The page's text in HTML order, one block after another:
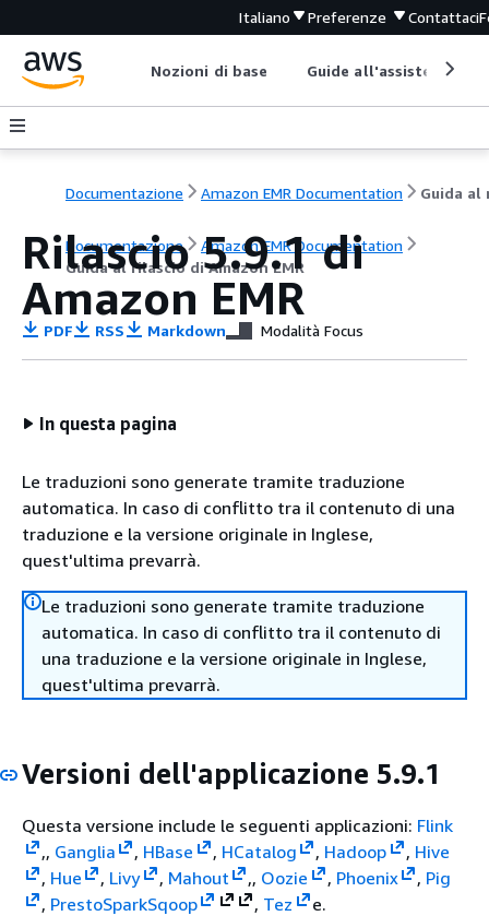
Italiano Preferenze Contattaci
Nozioni di base Guide all'assistenza
Documentazione Amazon EMR Documentation
Documentazione
Amazon EMR Documentation
Guida al rilascio di Amazon EMR
Rilascio 5.9.1 di
Amazon EMR
PDF RSS Markdown Modalità Focus
In questa pagina
Le traduzioni sono generate tramite traduzione
automatica. In caso di conflitto tra il contenuto di una
traduzione e la versione originale in Inglese,
quest'ultima prevarrà.
Le traduzioni sono generate tramite traduzione
automatica. In caso di conflitto tra il contenuto di
una traduzione e la versione originale in Inglese,
quest'ultima prevarrà.
Versioni dell'applicazione 5.9.1
Questa versione include le seguenti applicazioni: Flink
,, Ganglia , HBase , HCatalog , Hadoop , Hive
, Hue , Livy , Mahout ,, Oozie , Phoenix , Pig
, PrestoSparkSqoop , Tez
e.